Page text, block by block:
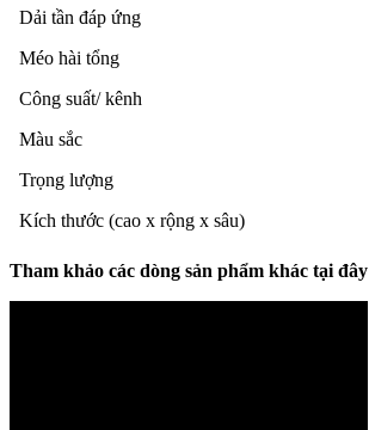
Dải tần đáp ứng
Méo hài tổng
Công suất/ kênh
Màu sắc
Trọng lượng
Kích thước (cao x rộng x sâu)
Tham khảo các dòng sản phẩm khác tại đây